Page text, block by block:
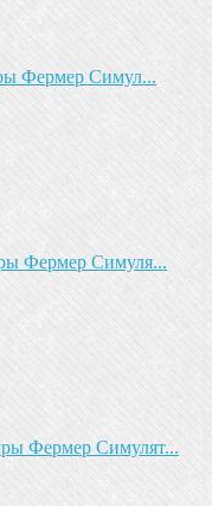
Фермер Симул...
Фермер Симуля...
Фермер Симулят...